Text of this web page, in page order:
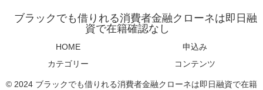
ブラックでも借りれる消費者金融クローネは即日融
資で在籍確認なし
HOME
申込み
カテゴリー
コンテンツ
© 2024 ブラックでも借りれる消費者金融クローネは即日融資で在籍